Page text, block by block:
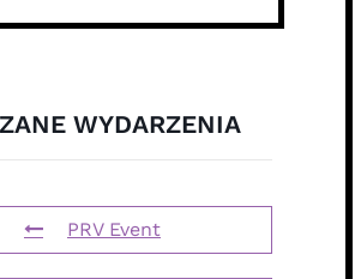
WYDARZENIA
PRV Event